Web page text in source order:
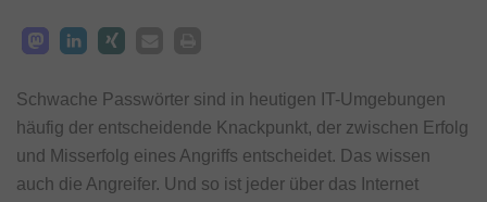
Schwache Passwörter sind in heutigen IT-Umgebungen
häufig der entscheidende Knackpunkt, der zwischen Erfolg
und Misserfolg eines Angriffs entscheidet. Das wissen
auch die Angreifer. Und so ist jeder über das Internet